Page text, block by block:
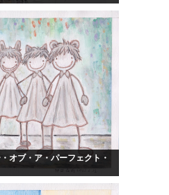
・オブ・ア・パーフェクト・